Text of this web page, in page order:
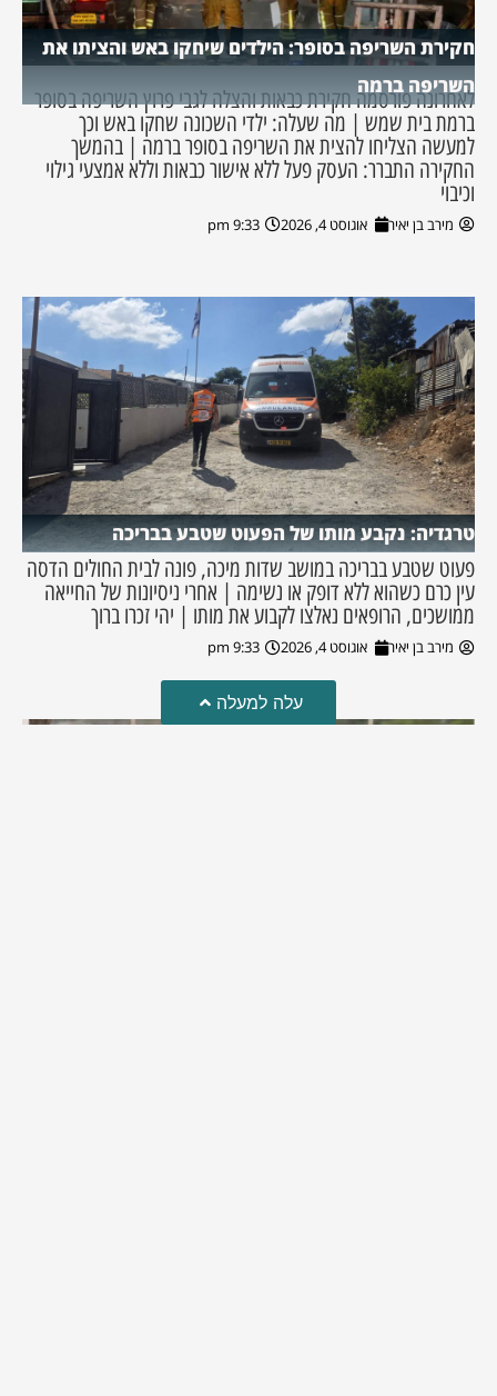
חקירת השריפה בסופר: הילדים שיחקו באש והציתו את
השריפה ברמה
לאחרונה פורסמה חקירת כבאות והצלה לגבי פרוץ השריפה בסופר
ברמת בית שמש | מה שעלה: ילדי השכונה שחקו באש וכך
למעשה הצליחו להצית את השריפה בסופר ברמה | בהמשך
החקירה התברר: העסק פעל ללא אישור כבאות וללא אמצעי גילוי
וכיבוי
מירב בן יאיר אוגוסט 4, 2026 9:33 pm
טרגדיה: נקבע מותו של הפעוט שטבע בבריכה
פעוט שטבע בבריכה במושב שדות מיכה, פונה לבית החולים הדסה
עין כרם כשהוא ללא דופק או נשימה | אחרי ניסיונות של החייאה
ממושכים, הרופאים נאלצו לקבוע את מותו | יהי זכרו ברוך
מירב בן יאיר אוגוסט 4, 2026 9:33 pm
עלה למעלה